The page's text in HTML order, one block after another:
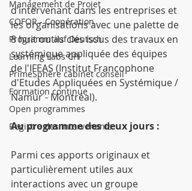
Management de Projet
COFOR - Coopération
Programm auf Deutsch
Learning Labs CPI
PrimeSphère cabinet conseil
Formation continue
Open programmes
Registre des intervenants
d’intervenant dans les entreprises et
les organisations avec une palette de
8 huit outils clés issus des travaux en
systémique appliquée des équipes
de l'IFEAS (Institut Francophone
d'Etudes Appliquées en Systémique /
Namur - Montréal).
Au programme des deux jours :
Parmi ces apports originaux et
particulièrement utiles aux
interactions avec un groupe